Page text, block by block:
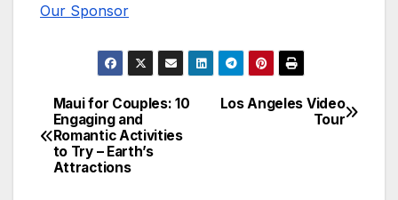
Our Sponsor
Post
navigation
Los Angeles Video
Tour
Maui for Couples: 10
Engaging and
Romantic Activities
to Try – Earth’s
Attractions